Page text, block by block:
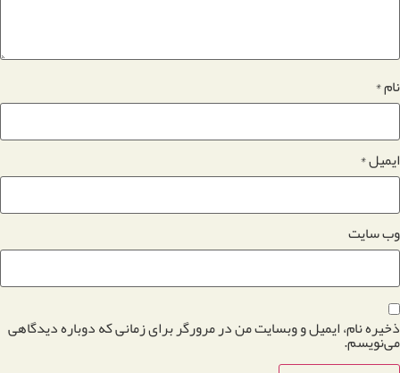
نام*
ایمیل*
وب‌ سایت
ذخیره نام، ایمیل و وبسایت من در مرورگر برای زمانی که دوباره دیدگاهی
می‌نویسم.